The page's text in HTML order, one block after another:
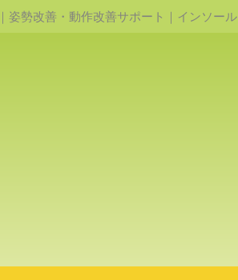
姿勢改善・動作改善サポート｜インソール